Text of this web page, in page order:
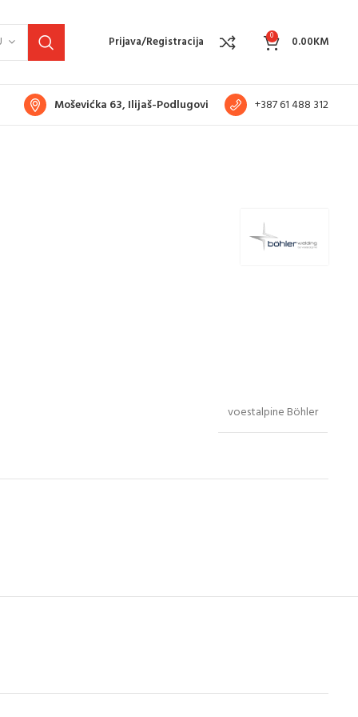
Prijava/Registracija 0 0.00KM
Moševićka 63, Ilijaš-Podlugovi +387 61 488 312
voestalpine Böhler